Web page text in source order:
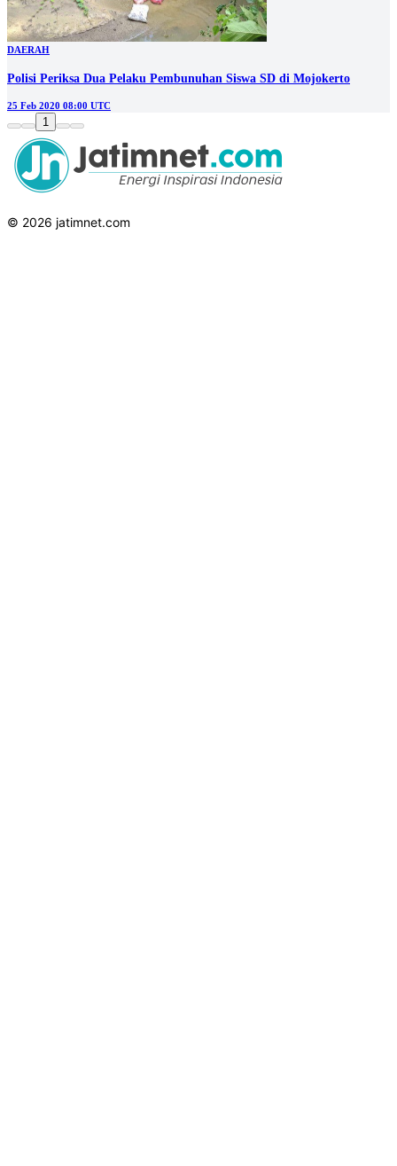
DAERAH
Polisi Periksa Dua Pelaku Pembunuhan Siswa SD di Mojokerto
25 Feb 2020 08:00 UTC
1
© 2026 jatimnet.com